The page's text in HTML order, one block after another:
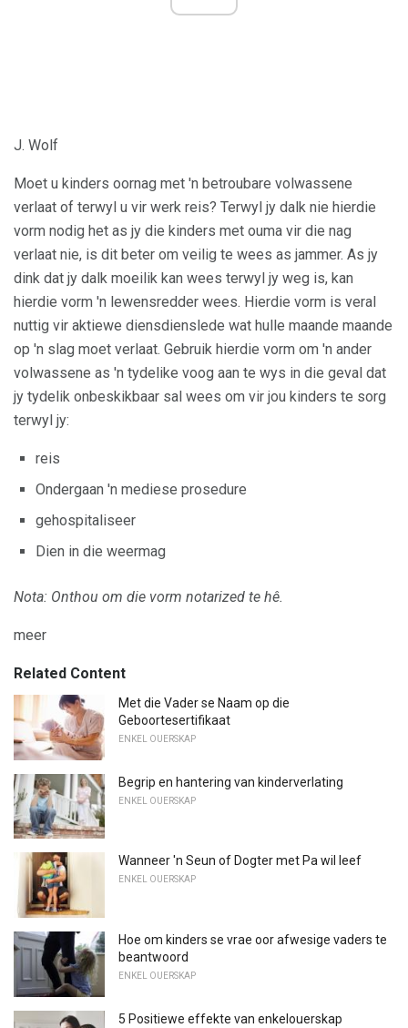
J. Wolf
Moet u kinders oornag met 'n betroubare volwassene
verlaat of terwyl u vir werk reis? Terwyl jy dalk nie hierdie
vorm nodig het as jy die kinders met ouma vir die nag
verlaat nie, is dit beter om veilig te wees as jammer. As jy
dink dat jy dalk moeilik kan wees terwyl jy weg is, kan
hierdie vorm 'n lewensredder wees. Hierdie vorm is veral
nuttig vir aktiewe diensdienslede wat hulle maande maande
op 'n slag moet verlaat. Gebruik hierdie vorm om 'n ander
volwassene as 'n tydelike voog aan te wys in die geval dat
jy tydelik onbeskikbaar sal wees om vir jou kinders te sorg
terwyl jy:
reis
Ondergaan 'n mediese prosedure
gehospitaliseer
Dien in die weermag
Nota: Onthou om die vorm notarized te hê.
meer
Related Content
Met die Vader se Naam op die
Geboortesertifikaat
ENKEL OUERSKAP
Begrip en hantering van kinderverlating
ENKEL OUERSKAP
Wanneer 'n Seun of Dogter met Pa wil leef
ENKEL OUERSKAP
Hoe om kinders se vrae oor afwesige vaders te
beantwoord
ENKEL OUERSKAP
5 Positiewe effekte van enkelouerskap